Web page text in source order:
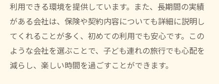
利用できる環境を提供しています。また、長期間の実績
がある会社は、保険や契約内容についても詳細に説明し
てくれることが多く、初めての利用でも安心です。この
ような会社を選ぶことで、子ども連れの旅行でも心配を
減らし、楽しい時間を過ごすことができます。